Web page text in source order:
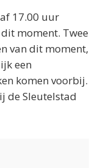
17.00 uur
moment. Twee
van dit moment,
een
komen voorbij.
de Sleutelstad